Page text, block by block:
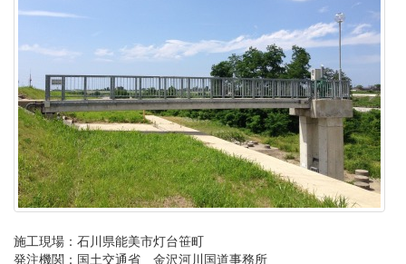
施工現場：石川県能美市灯台笹町
発注機関：国土交通省 金沢河川国道事務所